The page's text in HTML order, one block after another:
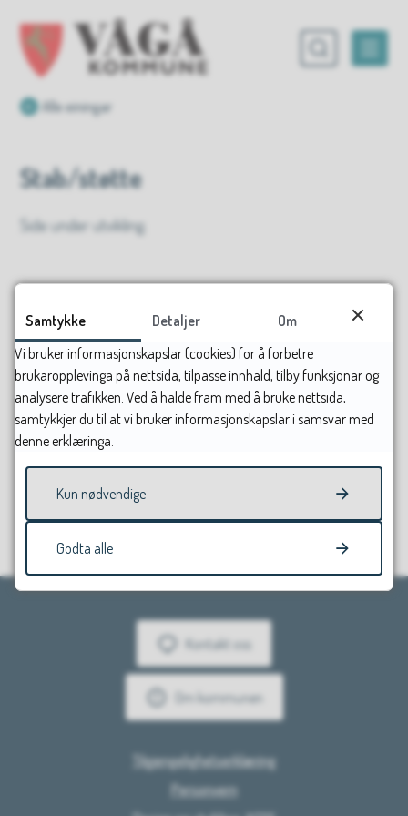
Du er her:
Alle einingar
Stab/støtte
Side under utvikling.
Fann du det du leitte etter?
Ja Nei
Kontakt oss
Om kommunen
Tilgjengelighetserklæring
Personvern
Samtykke Detaljer
Om
Vi bruker informasjonskapslar (cookies) for å forbetre
brukaropplevinga på nettsida, tilpasse innhald, tilby funksjonar og
analysere trafikken. Ved å halde fram med å bruke nettsida,
samtykkjer du til at vi bruker informasjonskapslar i samsvar med
denne erklæringa.
Kun nødvendige
Godta alle